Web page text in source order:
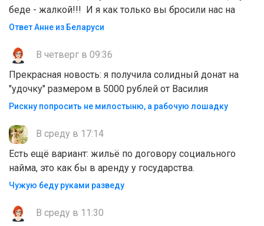
беде - жалкой!!! И я как только вы бросили нас на
Ответ Анне из Беларуси
В четверг в 09:36
Прекрасная новость: я получила солидный донат на
"удочку" размером в 5000 рублей от Василия
Рискну попросить не милостыню, а рабочую лошадку
В среду в 17:14
Есть ещё вариант: жильё по договору социального
найма, это как бы в аренду у государства.
Чужую беду руками разведу
В среду в 11:30